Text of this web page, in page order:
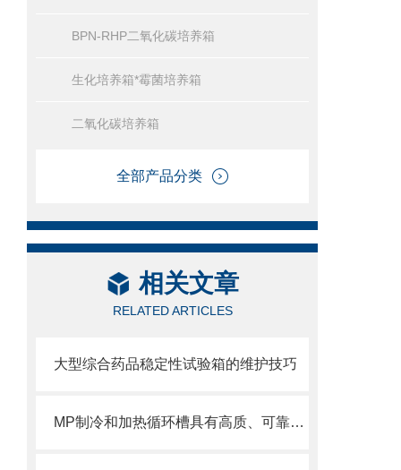
BPN-RHP二氧化碳培养箱
生化培养箱*霉菌培养箱
二氧化碳培养箱
全部产品分类
相关文章
RELATED ARTICLES
大型综合药品稳定性试验箱的维护技巧
MP制冷和加热循环槽具有高质、可靠、稳定的特点